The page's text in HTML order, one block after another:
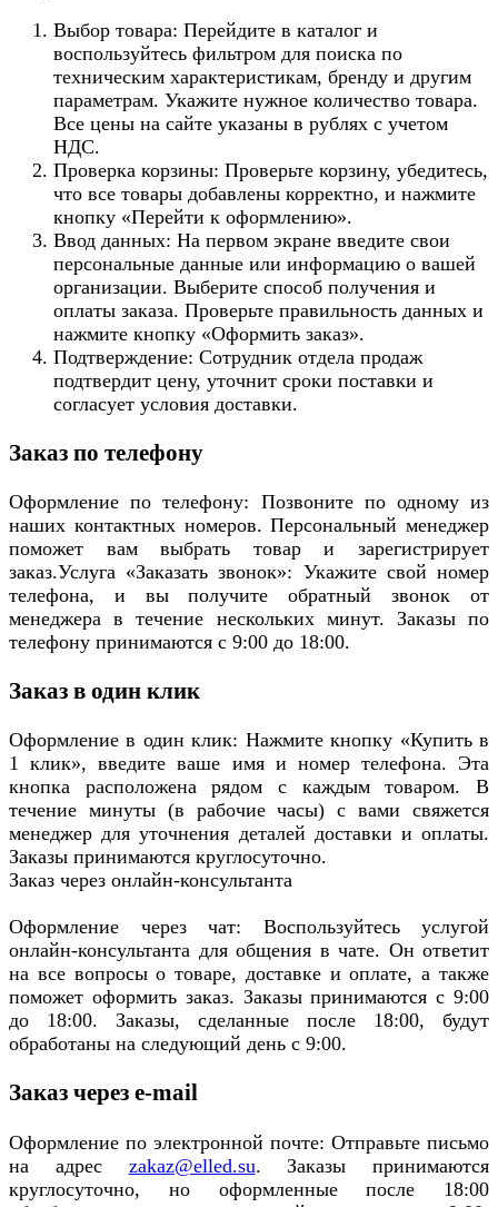
Выбор товара: Перейдите в каталог и
воспользуйтесь фильтром для поиска по
техническим характеристикам, бренду и другим
параметрам. Укажите нужное количество товара.
Все цены на сайте указаны в рублях с учетом
НДС.
Проверка корзины: Проверьте корзину, убедитесь,
что все товары добавлены корректно, и нажмите
кнопку «Перейти к оформлению».
Ввод данных: На первом экране введите свои
персональные данные или информацию о вашей
организации. Выберите способ получения и
оплаты заказа. Проверьте правильность данных и
нажмите кнопку «Оформить заказ».
Подтверждение: Сотрудник отдела продаж
подтвердит цену, уточнит сроки поставки и
согласует условия доставки.
Заказ по телефону
Оформление по телефону: Позвоните по одному из
наших контактных номеров. Персональный менеджер
поможет вам выбрать товар и зарегистрирует
заказ.Услуга «Заказать звонок»: Укажите свой номер
телефона, и вы получите обратный звонок от
менеджера в течение нескольких минут. Заказы по
телефону принимаются с 9:00 до 18:00.
Заказ в один клик
Оформление в один клик: Нажмите кнопку «Купить в
1 клик», введите ваше имя и номер телефона. Эта
кнопка расположена рядом с каждым товаром. В
течение минуты (в рабочие часы) с вами свяжется
менеджер для уточнения деталей доставки и оплаты.
Заказы принимаются круглосуточно.
Заказ через онлайн-консультанта
Оформление через чат: Воспользуйтесь услугой
онлайн-консультанта для общения в чате. Он ответит
на все вопросы о товаре, доставке и оплате, а также
поможет оформить заказ. Заказы принимаются с 9:00
до 18:00. Заказы, сделанные после 18:00, будут
обработаны на следующий день с 9:00.
Заказ через e-mail
Оформление по электронной почте: Отправьте письмо
на адрес zakaz@elled.su. Заказы принимаются
круглосуточно, но оформленные после 18:00